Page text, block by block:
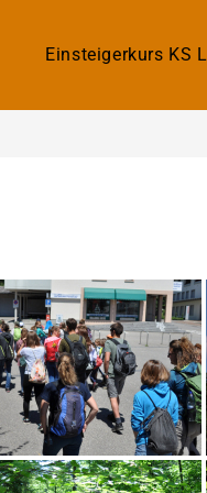
Einsteigerkurs KS